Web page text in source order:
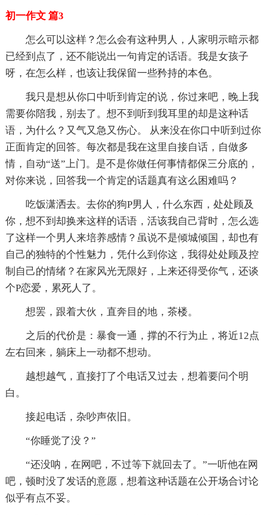
初一作文 篇3
怎么可以这样？怎么会有这种男人，人家明示暗示都
已经到点了，还不能说出一句肯定的话语。我是女孩子
呀，在怎么样，也该让我保留一些矜持的本色。
我只是想从你口中听到肯定的说，你过来吧，晚上我
需要你陪我，别去了。想不到听到我耳里的却是这种话
语，为什么？又气又急又伤心。 从来没在你口中听到过你
正面肯定的回答。每次都是我在这里自接自话，自做多
情，自动“送”上门。是不是你做任何事情都保三分底的，
对你来说，回答我一个肯定的话题真有这么困难吗？
吃饭潇洒去。去你的狗P男人，什么东西，处处顾及
你，想不到却换来这样的话语，活该我自己背时，怎么选
了这样一个男人来培养感情？虽说不是倾城倾国，却也有
自己的独特的个性魅力，凭什么到你这，我得处处顾及控
制自己的情绪？在家风光无限好，上来还得受你气，还谈
个P恋爱，累死人了。
想罢，跟着大伙，直奔目的地，茶楼。
之后的代价是：暴食一通，撑的不行为止，将近12点
左右回来，躺床上一动都不想动。
越想越气，直接打了个电话又过去，想着要问个明
白。
接起电话，杂吵声依旧。
“你睡觉了没？”
“还没呐，在网吧，不过等下就回去了。”一听他在网
吧，顿时没了发话的意愿，想着这种话题在公开场合讨论
似乎有点不妥。